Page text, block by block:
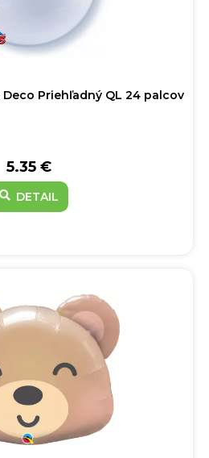
Priehľadný QL 24 palcov
5.35 €
DETAIL